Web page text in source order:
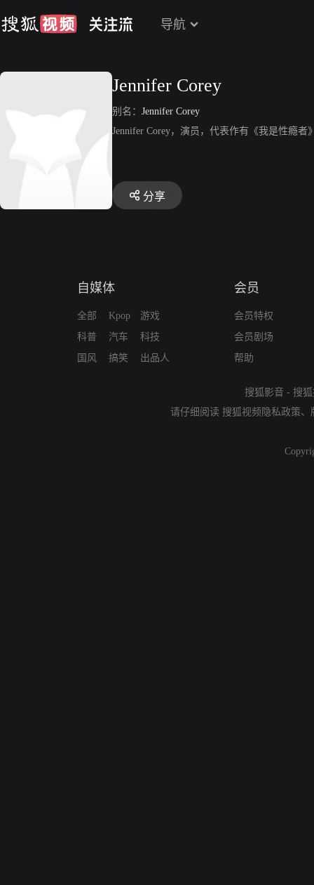
导航
Jennifer Corey
别名： Jennifer Corey
Jennifer Corey，演员，代表作有《我是性瘾者
分享
自媒体
全部
科普
国风
Kpop
汽车
搞笑
游戏
科技
出品人
会员
会员特权
会员剧场
帮助
搜狐影音 - 搜
请仔细阅读 搜狐视频隐私政策、